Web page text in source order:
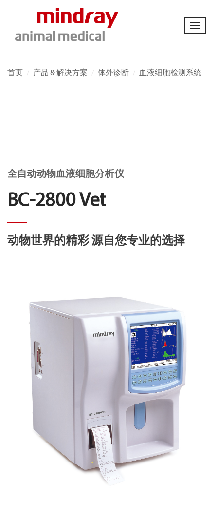
首页 产品 & 解决方案 体外诊断 血液细胞检测系统
全自动动物血液细胞分析仪
BC-2800 Vet
动物世界的精彩 源自您专业的选择